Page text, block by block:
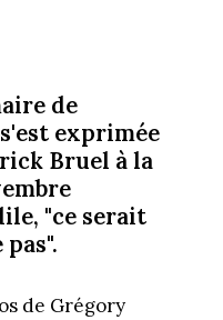
de
exprimée
Bruel à la
"ce serait
de Grégory